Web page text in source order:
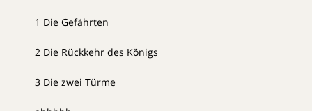
1 Die Gefährten
2 Die Rückkehr des Königs
3 Die zwei Türme